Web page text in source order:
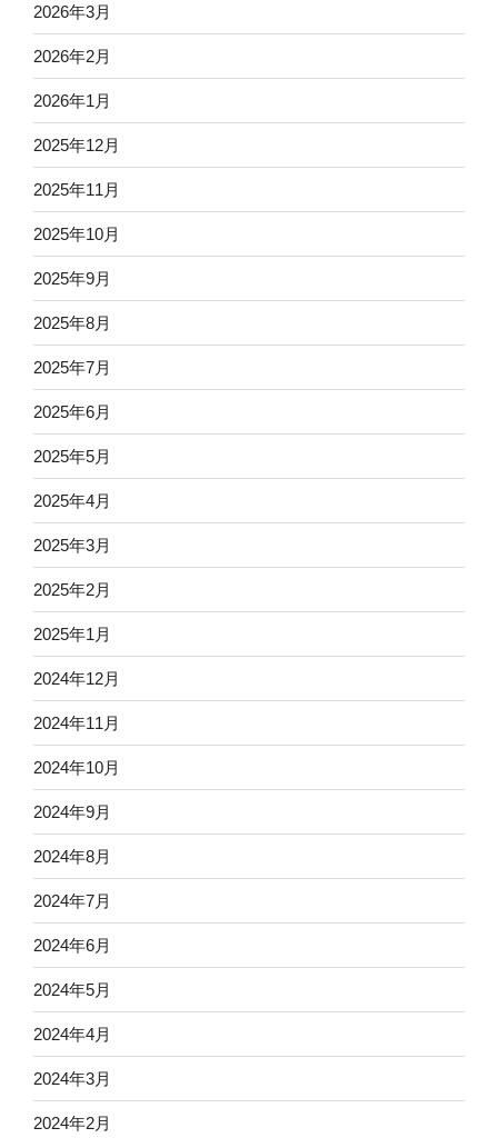
2026年3月
2026年2月
2026年1月
2025年12月
2025年11月
2025年10月
2025年9月
2025年8月
2025年7月
2025年6月
2025年5月
2025年4月
2025年3月
2025年2月
2025年1月
2024年12月
2024年11月
2024年10月
2024年9月
2024年8月
2024年7月
2024年6月
2024年5月
2024年4月
2024年3月
2024年2月